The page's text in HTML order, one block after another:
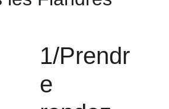
1/Prendr
e